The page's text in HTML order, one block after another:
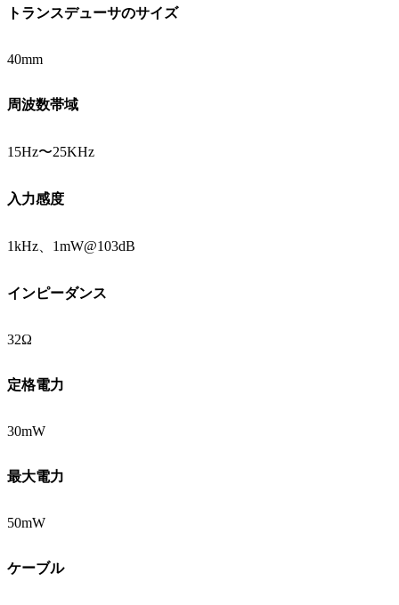
トランスデューサのサイズ
40mm
周波数帯域
15Hz〜25KHz
入力感度
1kHz、1mW@103dB
インピーダンス
32Ω
定格電力
30mW
最大電力
50mW
ケーブル